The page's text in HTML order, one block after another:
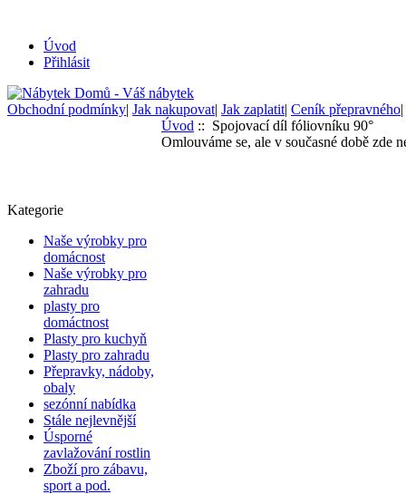
Úvod
Přihlásit
Obchodní podmínky| Jak nakupovat| Jak zaplatit| Ceník přepravného|
Kategorie
Naše výrobky pro
domácnost
Naše výrobky pro
zahradu
plasty pro
domáctnost
Plasty pro kuchyň
Plasty pro zahradu
Přepravky, nádoby,
obaly
sezónní nabídka
Stále nejlevnější
Úsporné
zavlažování rostlin
Zboží pro zábavu,
sport a pod.
Úvod :: Spojovací díl fóliovníku 90°
Omlouváme se, ale v současné době zde